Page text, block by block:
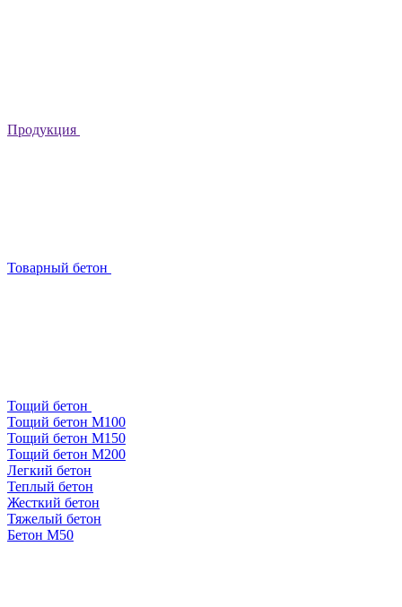
Продукция
Товарный бетон
Тощий бетон
Тощий бетон М100
Тощий бетон М150
Тощий бетон М200
Легкий бетон
Теплый бетон
Жесткий бетон
Тяжелый бетон
Бетон М50